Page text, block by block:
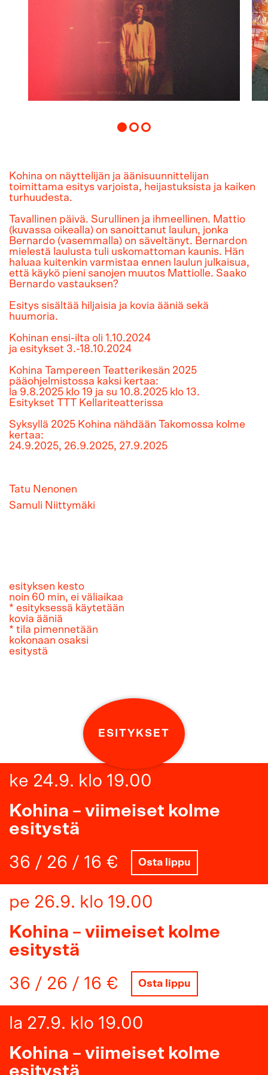
Kohina on näyttelijän ja äänisuunnittelijan
toimittama esitys varjoista, heijastuksista ja kaiken
turhuudesta.
Tavallinen päivä. Surullinen ja ihmeellinen. Mattio
(kuvassa oikealla) on sanoittanut laulun, jonka
Bernardo (vasemmalla) on säveltänyt. Bernardon
mielestä laulusta tuli uskomattoman kaunis. Hän
haluaa kuitenkin varmistaa ennen laulun julkaisua,
että käykö pieni sanojen muutos Mattiolle. Saako
Bernardo vastauksen?
Esitys sisältää hiljaisia ja kovia ääniä sekä
huumoria.
Kohinan ensi-ilta oli 1.10.2024
ja esitykset 3.-18.10.2024
Kohina Tampereen Teatterikesän 2025
pääohjelmistossa kaksi kertaa:
la 9.8.2025 klo 19 ja su 10.8.2025 klo 13.
Esitykset TTT Kellariteatterissa
Syksyllä 2025 Kohina nähdään Takomossa kolme
kertaa:
24.9.2025, 26.9.2025, 27.9.2025
Tatu Nenonen
Samuli Niittymäki
esityksen kesto
noin 60 min, ei väliaikaa
* esityksessä käytetään
kovia ääniä
* tila pimennetään
kokonaan osaksi
esitystä
ESITYKSET
ke 24.9. klo 19.00
Kohina – viimeiset kolme
esitystä
36 / 26 / 16 €
Osta lippu
pe 26.9. klo 19.00
Kohina – viimeiset kolme
esitystä
36 / 26 / 16 €
Osta lippu
la 27.9. klo 19.00
Kohina – viimeiset kolme
esitystä